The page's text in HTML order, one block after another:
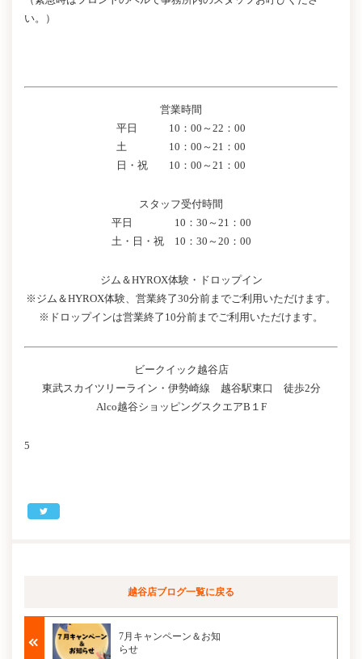
い。）
営業時間
平日 10：00～22：00
土 10：00～21：00
日・祝 10：00～21：00
スタッフ受付時間
平日 10：30～21：00
土・日・祝 10：30～20：00
ジム＆HYROX体験・ドロップイン
※ジム＆HYROX体験、営業終了30分前までご利用いただけます。
※ドロップインは営業終了10分前までご利用いただけます。
ビークイック越谷店
東武スカイツリーライン・伊勢崎線 越谷駅東口 徒歩2分
Alco越谷ショッピングスクエアB１F
5
越谷店ブログ一覧に戻る
7月キャンペーン＆お知
らせ